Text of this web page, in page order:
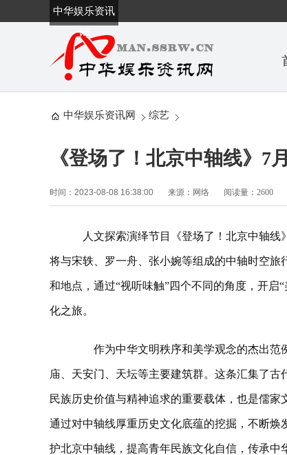
中华娱乐资讯
网
中华娱乐资讯网 综艺
《登场了！北京中轴线》7
时间：2023-08-08 16:38:00 来源：网络 阅读量：2600
人文探索演绎节目《登场了！北京中轴线
将与宋轶、罗一舟、张小婉等组成的中轴时空旅
和地点，通过“视听味触”四个不同的角度，开
化之旅。
作为中华文明秩序和美学观念的杰出范
庙、天安门、天坛等主要建筑群。这条汇集了
民族历史价值与精神追求的重要载体，也是儒
通过对中轴线厚重历史文化底蕴的挖掘，不断
护北京中轴线，提高青年民族文化自信，传承中